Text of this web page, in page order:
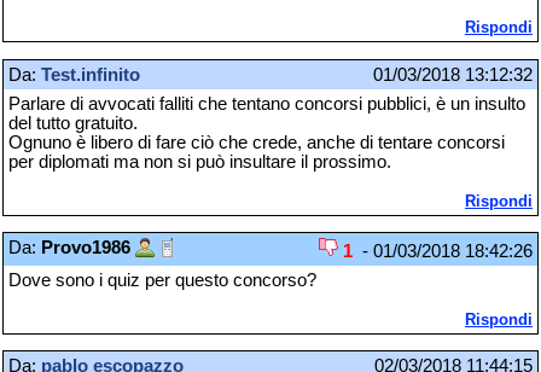
Rispondi
Da: Test.infinito
01/03/2018 13:12:32
Parlare di avvocati falliti che tentano concorsi pubblici, è un insulto
del tutto gratuito.
Ognuno è libero di fare ciò che crede, anche di tentare concorsi
per diplomati ma non si può insultare il prossimo.
Rispondi
Da: Provo1986 1 - 01/03/2018 18:42:26
Dove sono i quiz per questo concorso?
Rispondi
Da: pablo escopazzo
02/03/2018 11:44:15